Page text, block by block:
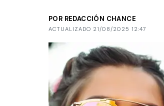
POR REDACCIÓN CHANCE
ACTUALIZADO 21/08/2025 12:47